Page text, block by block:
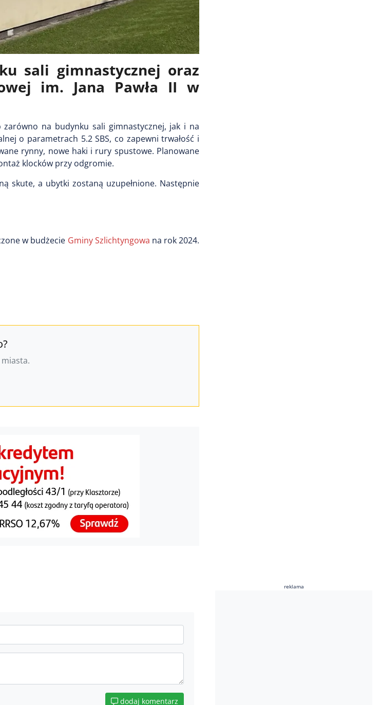
sali gimnastycznej oraz
im. Jana Pawła II w
na budynku sali gimnastycznej, jak i na
o parametrach 5.2 SBS, co zapewni trwałość i
rynny, nowe haki i rury spustowe. Planowane
klocków przy odgromie.
skute, a ubytki zostaną uzupełnione. Następnie
w budżecie Gminy Szlichtyngowa na rok 2024.
dodaj komentarz
reklama